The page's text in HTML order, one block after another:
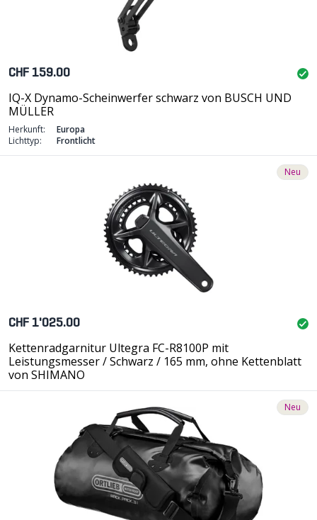
CHF 159.00
IQ-X Dynamo-Scheinwerfer schwarz von BUSCH UND
MÜLLER
Herkunft:
Europa
Lichttyp:
Frontlicht
Neu
CHF 1'025.00
Kettenradgarnitur Ultegra FC-R8100P mit
Leistungsmesser / Schwarz / 165 mm, ohne Kettenblatt
von SHIMANO
Neu